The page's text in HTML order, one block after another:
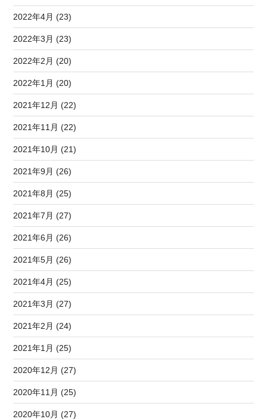
2022年4月 (23)
2022年3月 (23)
2022年2月 (20)
2022年1月 (20)
2021年12月 (22)
2021年11月 (22)
2021年10月 (21)
2021年9月 (26)
2021年8月 (25)
2021年7月 (27)
2021年6月 (26)
2021年5月 (26)
2021年4月 (25)
2021年3月 (27)
2021年2月 (24)
2021年1月 (25)
2020年12月 (27)
2020年11月 (25)
2020年10月 (27)